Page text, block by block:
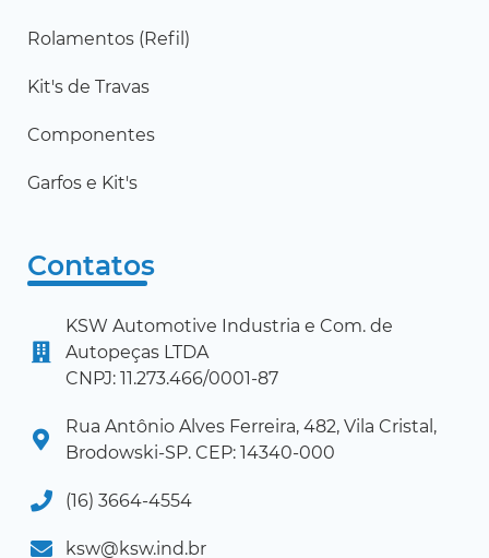
Rolamentos (Refil)
Kit's de Travas
Componentes
Garfos e Kit's
Contatos
KSW Automotive Industria e Com. de
Autopeças LTDA
CNPJ: 11.273.466/0001-87
Rua Antônio Alves Ferreira, 482, Vila Cristal,
Brodowski-SP. CEP: 14340-000
(16) 3664-4554
ksw@ksw.ind.br